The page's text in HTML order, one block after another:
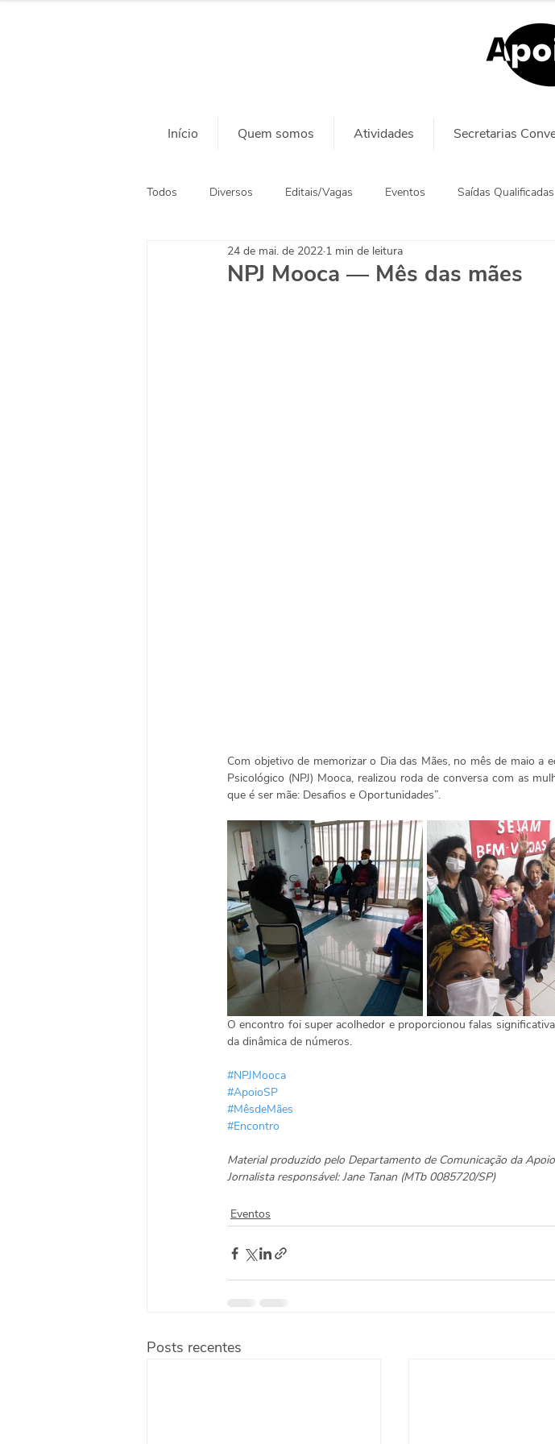
Início Quem somos Atividades Secretarias
Todos Diversos Editais/Vagas Eventos Saídas Qualificadas
Ação Social Habitação
NPJ Mooca — Mês das mães
24 de mai. de 2022 1 min de leitura
Com objetivo de memorizar o Dia das Mães, no mês de maio a
Psicológico (NPJ) Mooca, realizou roda de conversa com as
que é ser mãe: Desafios e Oportunidades”.
O encontro foi super acolhedor e proporcionou falas
da dinâmica de números.
#NPJMooca
#ApoioSP
#MêsdeMães
#Encontro
Material produzido pelo Departamento de Comunicação da
Jornalista responsável: Jane Tanan (MTb 0085720/SP)
Eventos
Posts recentes